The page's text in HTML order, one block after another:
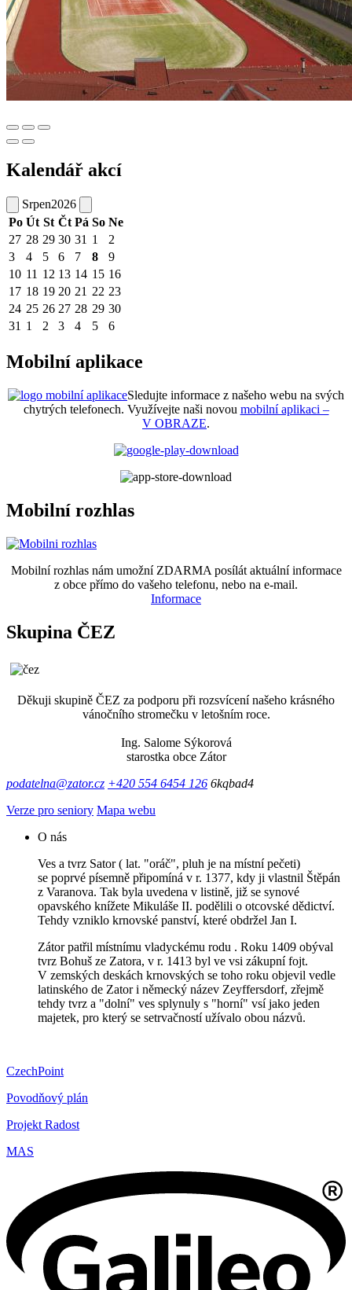
Kalendář akcí
Srpen2026
Po Út St Čt Pá So Ne
27 28 29 30 31 1
2
3
4 5 6 7 8
9
10 11 12 13 14 15 16
17 18 19 20 21 22 23
24 25 26 27 28 29 30
31 1 2 3 4 5 6
Mobilní aplikace
Sledujte informace z našeho webu na svých
chytrých telefonech. Využívejte naši novou mobilní aplikaci –
V OBRAZE.
Mobilní rozhlas
Mobilní rozhlas nám umožní ZDARMA posílát aktuální informace
z obce přímo do vašeho telefonu, nebo na e-mail.
Informace
Skupina ČEZ
Děkuji skupině ČEZ za podporu při rozsvícení našeho krásného
vánočního stromečku v letošním roce.
Ing. Salome Sýkorová
starostka obce Zátor
podatelna@zator.cz +420 554 6454 126 6kqbad4
Verze pro seniory Mapa webu
O nás
Ves a tvrz Sator ( lat. "oráč", pluh je na místní pečeti)
se poprvé písemně připomíná v r. 1377, kdy ji vlastnil Štěpán
z Varanova. Tak byla uvedena v listině, již se synové
opavského knížete Mikuláše II. podělili o otcovské dědictví.
Tehdy vzniklo krnovské panství, které obdržel Jan I.
Zátor patřil místnímu vladyckému rodu . Roku 1409 obýval
tvrz Bohuš ze Zatora, v r. 1413 byl ve vsi zákupní fojt.
V zemských deskách krnovských se toho roku objevil vedle
latinského de Zator i německý název Zeyffersdorf, zřejmě
tehdy tvrz a "dolní" ves splynuly s "horní" vsí jako jeden
majetek, pro který se setrvačností užívalo obou názvů.
CzechPoint
Povodňový plán
Projekt Radost
MAS